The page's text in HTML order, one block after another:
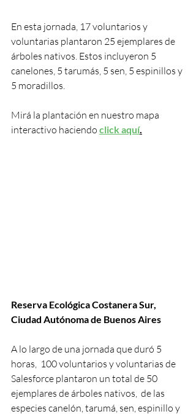
En esta jornada, 17 voluntarios y
voluntarias plantaron 25 ejemplares de
árboles nativos. Estos incluyeron 5
canelones, 5 tarumás, 5 sen, 5 espinillos y
5 moradillos.
Mirá la plantación en nuestro mapa
interactivo haciendo click aquí.
Reserva Ecológica Costanera Sur,
Ciudad Autónoma de Buenos Aires
A lo largo de una jornada que duró 5
horas,  100 voluntarios y voluntarias de
Salesforce plantaron un total de 50
ejemplares de árboles nativos,  de las
especies canelón, tarumá, sen, espinillo y